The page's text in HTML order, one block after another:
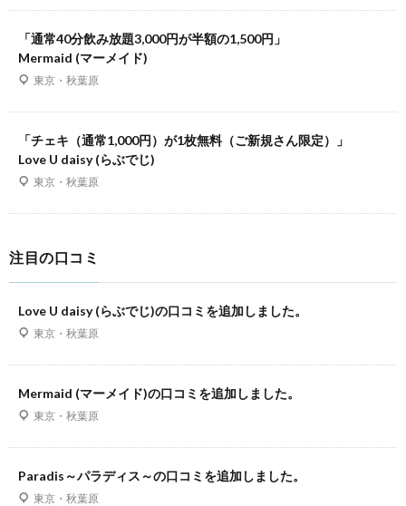
「通常40分飲み放題3,000円が半額の1,500円」
Mermaid (マーメイド)
東京・秋葉原
「チェキ（通常1,000円）が1枚無料（ご新規さん限定）」
Love U daisy (らぶでじ)
東京・秋葉原
注目の口コミ
Love U daisy (らぶでじ)の口コミを追加しました。
東京・秋葉原
Mermaid (マーメイド)の口コミを追加しました。
東京・秋葉原
Paradis～パラディス～の口コミを追加しました。
東京・秋葉原